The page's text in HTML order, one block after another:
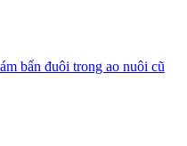
bẩn đuôi trong ao nuôi cũ